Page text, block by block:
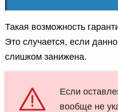
Такая возможность
Это случается, если
слишком занижена.
Если
вообще не